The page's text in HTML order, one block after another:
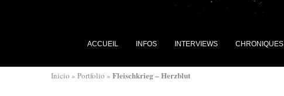
ACCUEIL INFOS INTERVIEWS CHRONIQUES
Inicio » Portfolio » Fleischkrieg – Herzblut